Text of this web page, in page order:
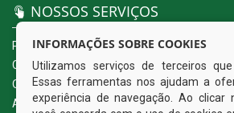
NOSSOS SERVIÇOS
Portal da Transparência
Carta de Serviços ao Usuário
Ouvidoria Eletrônica
Acesso a Informação (eSIC)
INFORMAÇÕES SOBRE COOKIES
Utilizamos serviços de terceiros
Essas ferramentas nos ajudam a
experiência de navegação. Ao clicar